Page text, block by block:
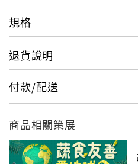
規格
退貨說明
付款/配送
商品相關策展